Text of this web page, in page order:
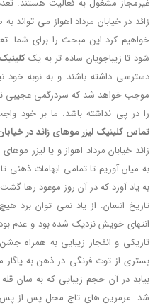
غیرمجاز مشغول به فعالیت هستند.
زائد در خیابان مرداد اهواز می
خواهیم کرد این مبحث را برای شما.
شود تا زیباجویان ساده تر به یک
دسترسی داشته باشند و به نوبه خود
موجب خواهد شد که سردرگمی عجیبی
را در پی نداشته باشد. ما بر خود
تماس کلینیک لیزر موهای زائد در
زائد خیابان مرداد اهواز و یا لیزر
به میان آوریم تا تمامی ابهامات ذهنی
به یاد آورد که در آن روز موعود رها گشت
تاریخ انسان. از یاد نمی توان برد
انتهای خویش نزدیک شده بود و عدم
تاریکی و انفجار زیبایی به همراه
بستری از توت فرنگی در ذهن به
بیابد در آن حجم زیبایی که به سان